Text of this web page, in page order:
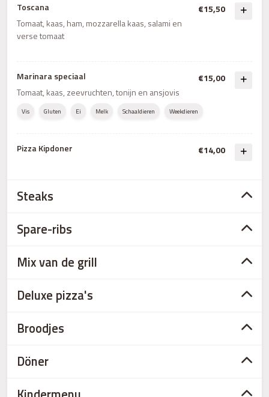
Toscana
Tomaat, kaas, ham, mozzarella kaas, salami en
verse tomaat
€15,50
Marinara speciaal
Tomaat, kaas, zeevruchten, tonijn en ansjovis
€15,00
Vis Gluten Ei Melk Schaaldieren Weekdieren
Pizza Kipdoner €14,00
Steaks
Spare-ribs
Mix van de grill
Deluxe pizza's
Broodjes
Döner